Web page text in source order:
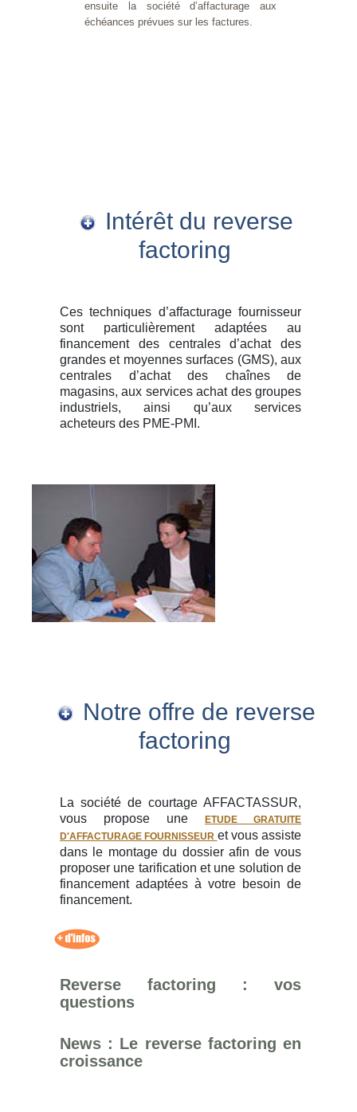
ensuite la société d’affacturage aux
échéances prévues sur les factures.
Intérêt du reverse
factoring
Ces techniques d’affacturage fournisseur
sont particulièrement adaptées au
financement des centrales d’achat des
grandes et moyennes surfaces (GMS), aux
centrales d’achat des chaînes de
magasins, aux services achat des groupes
industriels, ainsi qu’aux services
acheteurs des PME-PMI.
Notre offre de reverse
factoring
La société de courtage AFFACTASSUR,
vous propose une
ETUDE GRATUITE
D'AFFACTURAGE FOURNISSEUR et vous assiste
dans le montage du dossier afin de vous
proposer une tarification et une solution de
financement adaptées à votre besoin de
financement.
Reverse factoring : vos
questions
News : Le reverse factoring en
croissance